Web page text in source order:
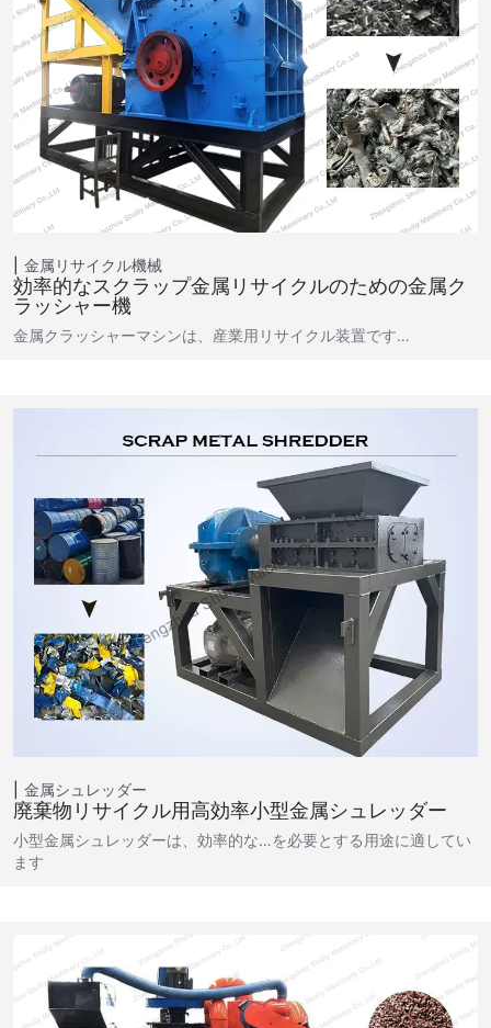
金属リサイクル機械
効率的なスクラップ金属リサイクルのための金属ク
ラッシャー機
金属クラッシャーマシンは、産業用リサイクル装置です…
金属シュレッダー
廃棄物リサイクル用高効率小型金属シュレッダー
小型金属シュレッダーは、効率的な…を必要とする用途に適してい
ます